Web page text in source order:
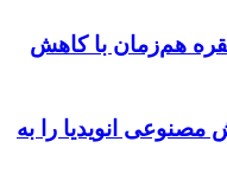
هم‌زمان با کاهش
انویدیا را به